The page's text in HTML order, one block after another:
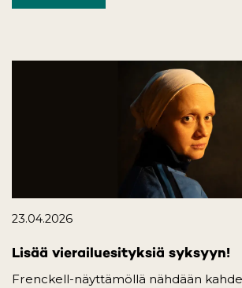
23.04.2026
Lisää vierailuesityksiä syksyyn!
Frenckell-näyttämöllä nähdään